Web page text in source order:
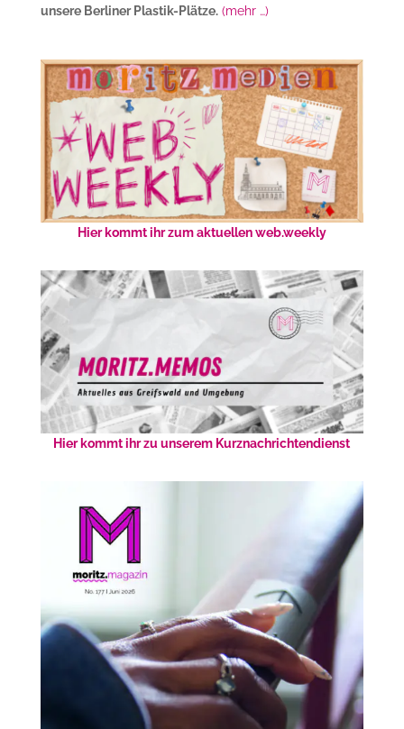
unsere Berliner Plastik-Plätze. (mehr …)
Hier kommt ihr zum aktuellen web.weekly
Hier kommt ihr zu unserem Kurznachrichtendienst